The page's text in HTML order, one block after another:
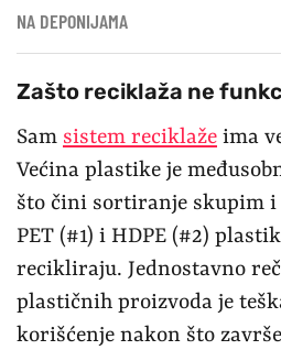
NA DEPONIJAMA
Zašto reciklaža ne
Sam sistem reciklaže ima
Većina plastike je
što čini sortiranje skupim i
PET (#1) i HDPE (#2)
recikliraju. Jednostavno
plastičnih proizvoda je
korišćenje nakon što